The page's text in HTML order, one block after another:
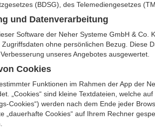
(BDSG), des Telemediengesetzes
und Datenverarbeitung
Software der Neher Systeme GmbH &
ohne persönlichen Bezug. Diese
unseres Angebotes ausgewertet.
Cookies
Funktionen im Rahmen der App der
„Cookies“ sind kleine Textdateien, welche
Cookies“) werden nach dem Ende jeder
„dauerhafte Cookies“ auf Ihrem Rechner